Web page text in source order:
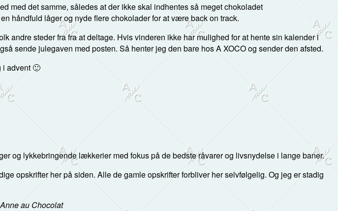
med det samme, således at der ikke skal indhentes så meget chokoladet
håndfuld låger og nyde flere chokolader for at være back on track.
andre steder fra fra at deltage. Hvis vinderen ikke har mulighed for at hente sin kalender i
sende julegaven med posten. Så henter jeg den bare hos A XOCO og sender den afsted.
advent 🙂
og lykkebringende lækkerier med fokus på de bedste råvarer og livsnydelse i lange baner.
opskrifter her på siden. Alle de gamle opskrifter forbliver her selvfølgelig. Og jeg er stadig
Anne au Chocolat